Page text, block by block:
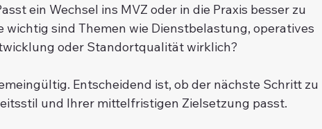
ein Wechsel ins MVZ oder in die Praxis besser zu
wichtig sind Themen wie Dienstbelastung, operatives
oder Standortqualität wirklich?
Entscheidend ist, ob der nächste Schritt zu
und Ihrer mittelfristigen Zielsetzung passt.